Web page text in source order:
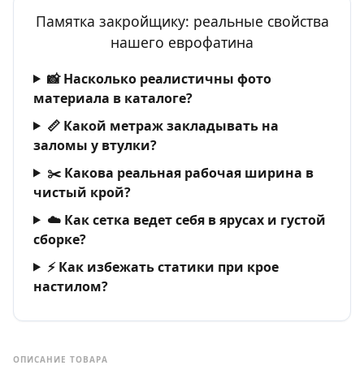
Памятка закройщику: реальные свойства
нашего еврофатина
📸 Насколько реалистичны фото
материала в каталоге?
📏 Какой метраж закладывать на
заломы у втулки?
✂️ Какова реальная рабочая ширина в
чистый крой?
☁️ Как сетка ведет себя в ярусах и густой
сборке?
⚡ Как избежать статики при крое
настилом?
ОПИСАНИЕ ТОВАРА